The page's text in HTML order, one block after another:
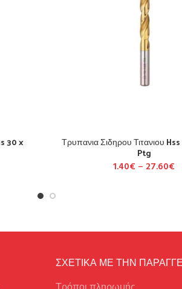
30 x Τρυπανια Σιδηρου Τιτανιου
Ptg
1.40€ – 27.60€
ΣΧΕΤΙΚΑ ΜΕ ΤΗΝ